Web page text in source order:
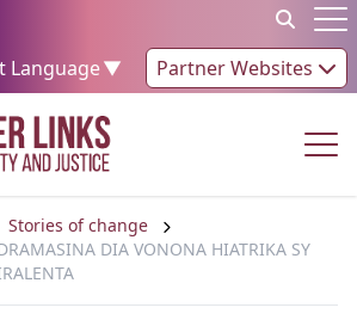
Language▼ Partner Websites
Stories of change
DIA VONONA HIATRIKA SY